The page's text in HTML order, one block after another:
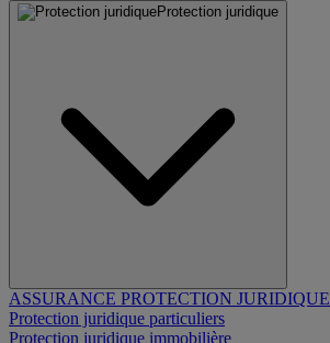
Protection juridique
ASSURANCE PROTECTION JURIDIQUE
Protection juridique particuliers
Protection juridique immobilière